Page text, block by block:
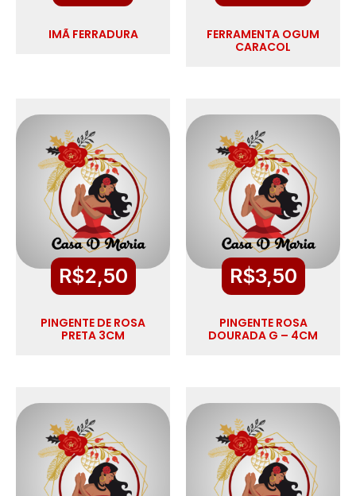
IMÃ FERRADURA
FERRAMENTA OGUM
CARACOL
R$2,50
PINGENTE DE ROSA
PRETA 3CM
R$3,50
PINGENTE ROSA
DOURADA G – 4CM